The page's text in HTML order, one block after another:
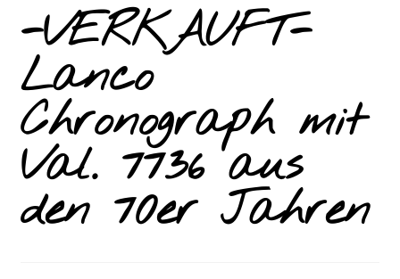
-VERKAUFT-
Lanco
Chronograph mit
Val. 7736 aus
den 70er Jahren